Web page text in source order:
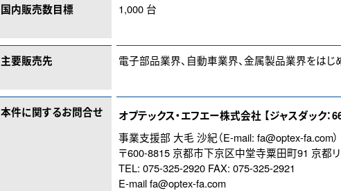
国内販売数目標 1,000 台
主要販売先 電子部品業界、自動車業界、金属製品業界をは
本件に関するお問合せ オプテックス・エフエー株式会社 【ジャスダック：
事業支援部 大毛 沙紀（E-mail: fa@optex-fa.com）
〒600-8815 京都市下京区中堂寺粟田町91 京都
TEL: 075-325-2920 FAX: 075-325-2921
E-mailfa@optex-fa.com